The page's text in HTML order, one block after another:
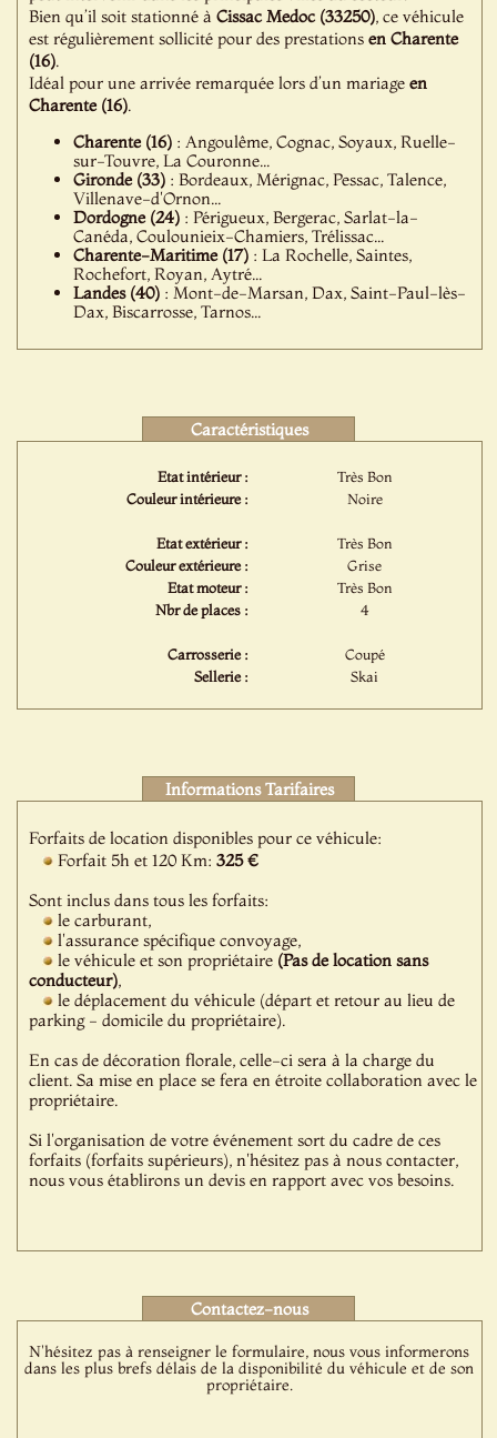
Bien qu’il soit stationné àCissac Medoc (33250), ce véhicule
est régulièrement sollicité pour des prestationsen Charente
(16).
Idéal pour une arrivée remarquée lors d’un mariageen
Charente (16).
Charente (16) : Angoulême, Cognac, Soyaux, Ruelle-
sur-Touvre, La Couronne...
Gironde (33) : Bordeaux, Mérignac, Pessac, Talence,
Villenave-d'Ornon...
Dordogne (24) : Périgueux, Bergerac, Sarlat-la-
Canéda, Coulounieix-Chamiers, Trélissac...
Charente-Maritime (17) : La Rochelle, Saintes,
Rochefort, Royan, Aytré...
Landes (40) : Mont-de-Marsan, Dax, Saint-Paul-lès-
Dax, Biscarrosse, Tarnos...
Caractéristiques
Etat intérieur :
Très Bon
Couleur intérieure :
Noire
Etat extérieur :
Très Bon
Couleur extérieure :
Grise
Etat moteur :
Très Bon
Nbr de places :
4
Carrosserie :
Coupé
Sellerie :
Skai
Informations Tarifaires
Forfaits de location disponibles pour ce véhicule:
Forfait 5h et 120 Km:325 €
Sont inclus dans tous les forfaits:
le carburant,
l'assurance spécifique convoyage,
le véhicule et son propriétaire (Pas de location sans
conducteur),
le déplacement du véhicule (départ et retour au lieu de
parking - domicile du propriétaire).
En cas de décoration florale, celle-ci sera à la charge du
client. Sa mise en place se fera en étroite collaboration avec le
propriétaire.
Si l'organisation de votre événement sort du cadre de ces
forfaits (forfaits supérieurs), n'hésitez pas à nous contacter,
nous vous établirons un devis en rapport avec vos besoins.
Contactez-nous
N'hésitez pas à renseigner le formulaire, nous vous informerons
dans les plus brefs délais de la disponibilité du véhicule et de son
propriétaire.